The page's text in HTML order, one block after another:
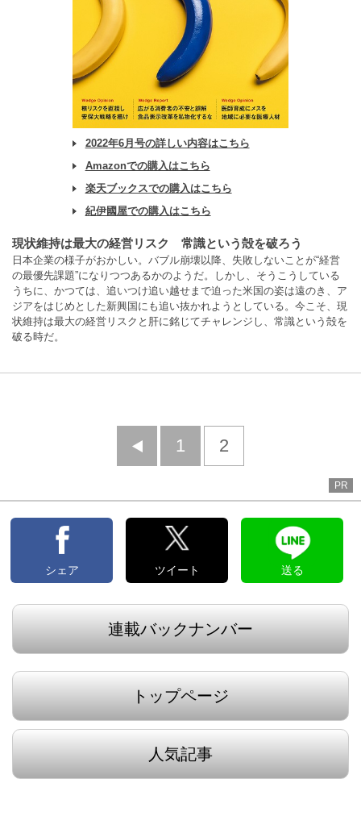
2022年6月号の詳しい内容はこちら
Amazonでの購入はこちら
楽天ブックスでの購入はこちら
紀伊國屋での購入はこちら
現状維持は最大の経営リスク 常識という殻を破ろう
日本企業の様子がおかしい。バブル崩壊以降、失敗しないことが“経営
の最優先課題”になりつつあるかのようだ。しかし、そうこうしている
うちに、かつては、追いつけ追い越せまで迫った米国の姿は遠のき、ア
ジアをはじめとした新興国にも追い抜かれようとしている。今こそ、現
状維持は最大の経営リスクと肝に銘じてチャレンジし、常識という殻を
破る時だ。
前
1 2
PR
シェア ツイート 送る
連載バックナンバー
トップページ
人気記事